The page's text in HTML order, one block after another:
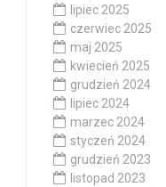
lipiec 2025
czerwiec 2025
maj 2025
kwiecień 2025
grudzień 2024
lipiec 2024
marzec 2024
styczeń 2024
grudzień 2023
listopad 2023